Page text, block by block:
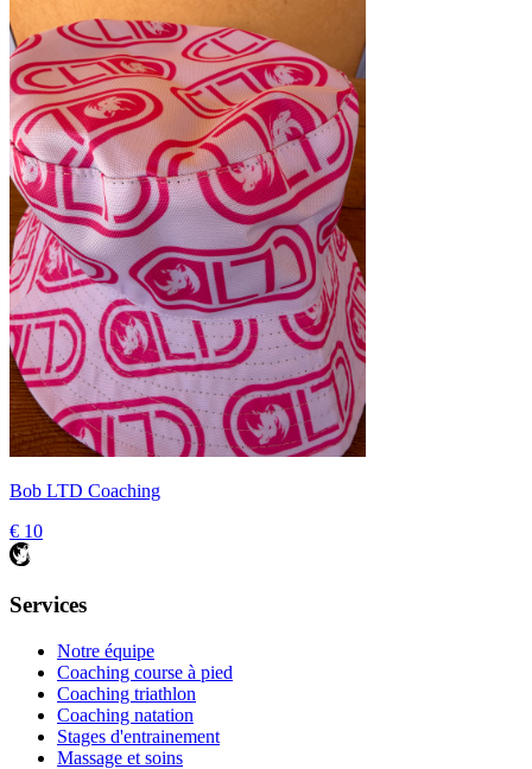
Bob LTD Coaching
€ 10
Services
Notre équipe
Coaching course à pied
Coaching triathlon
Coaching natation
Stages d'entrainement
Massage et soins